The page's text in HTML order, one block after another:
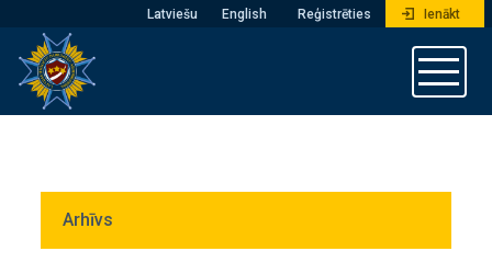
Latviešu English Reģistrēties Ienākt
Arhīvs